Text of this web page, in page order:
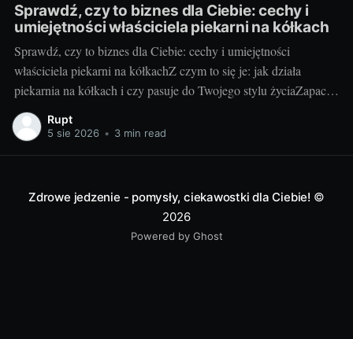
Sprawdź, czy to biznes dla Ciebie: cechy i
umiejętności właściciela piekarni na kółkach
Sprawdź, czy to biznes dla Ciebie: cechy i umiejętności
właściciela piekarni na kółkachZ czym to się je: jak działa
piekarnia na kółkach i czy pasuje do Twojego stylu życiaZapach
świeżych bułek o świcie i uśmiechy klientów, gdy otwierasz
klapę auta – za to kocha się piekarnię na kółkach. To mobilny
Rupt
5 sie 2026 • 3 min read
Zdrowe jedzenie - pomysły, ciekawostki dla Ciebie! ©
2026
Powered by Ghost